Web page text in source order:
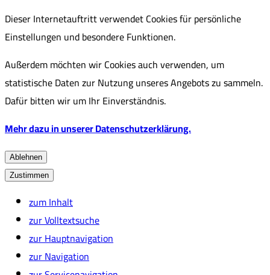
Dieser Internetauftritt verwendet Cookies für persönliche
Einstellungen und besondere Funktionen.
Außerdem möchten wir Cookies auch verwenden, um
statistische Daten zur Nutzung unseres Angebots zu sammeln.
Dafür bitten wir um Ihr Einverständnis.
Mehr dazu in unserer Datenschutzerklärung.
Ablehnen
Zustimmen
zum Inhalt
zur Volltextsuche
zur Hauptnavigation
zur Navigation